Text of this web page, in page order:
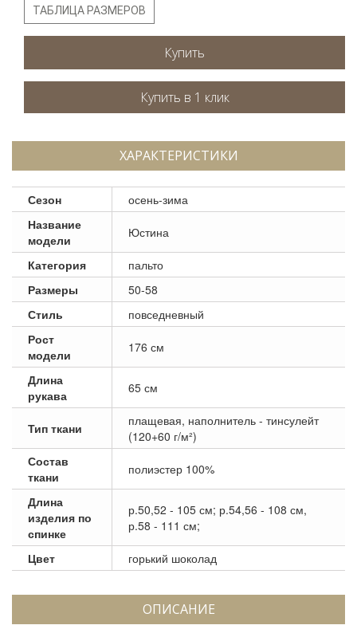
ТАБЛИЦА РАЗМЕРОВ
Купить
ХАРАКТЕРИСТИКИ
Сезон
осень-зима
Название
модели
Юстина
Категория
пальто
Размеры
50-58
Стиль
повседневный
Рост
модели
176 см
Длина
рукава
65 см
Тип ткани
плащевая, наполнитель - тинсулейт
(120+60 г/м²)
Состав
ткани
полиэстер 100%
Длина
изделия по
спинке
р.50,52 - 105 см; р.54,56 - 108 см,
р.58 - 111 см;
Цвет горький шоколад
ОПИСАНИЕ